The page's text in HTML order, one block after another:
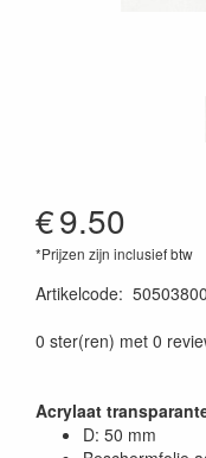
€9.50
*Prijzen zijn inclusief btw
Artikelcode:
0 ster(ren) met 0
Acrylaat
D: 50 mm